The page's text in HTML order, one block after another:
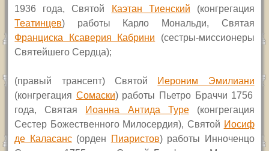
1936 года, Святой
Каэтан Тиенский (конгрегация
Театинцев) работы Карло Мональди, Святая
Франциска Ксаверия Кабрини (сестры-миссионеры
Святейшего Сердца);
(правый трансепт) Святой
Иероним Эмилиани
(конгрегация Сомаски) работы Пьетро Браччи 1756
года, Святая Иоанна Антида Туре(конгрегация
Сестер Божественного Милосердия), Святой Иосиф
де Каласанс(орден Пиаристов) работы Инноченцо